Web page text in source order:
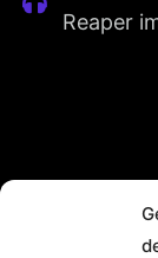
Reaper